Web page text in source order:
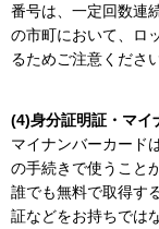
番号は、一定回数連
の市町において、ロ
るためご注意ください
(4)身分証明証・マイ
マイナンバーカード
の手続きで使うこと
誰でも無料で取得す
証などをお持ちでは